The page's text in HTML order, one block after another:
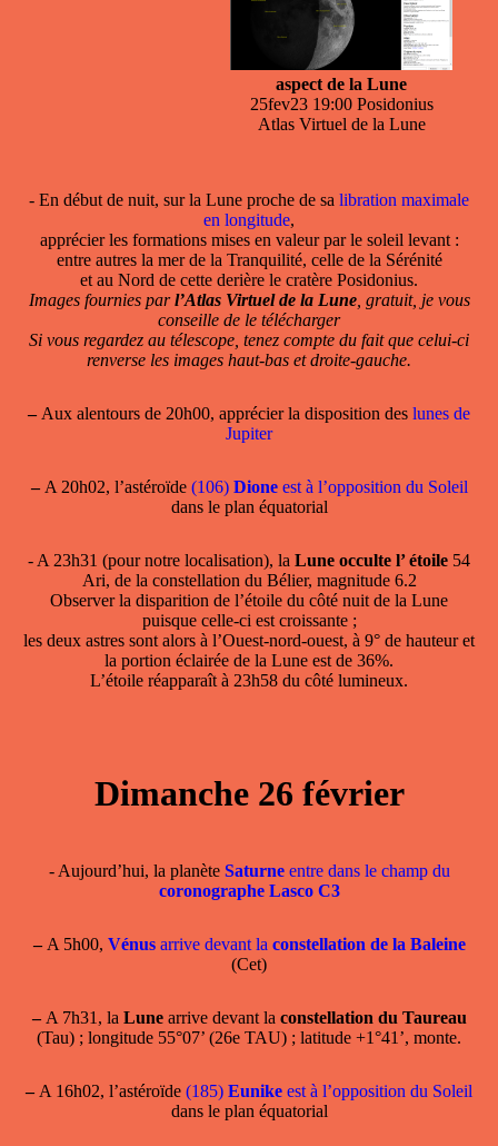
aspect de la Lune
25fev23 19:00 Posidonius
Atlas Virtuel de la Lune
- En début de nuit, sur la Lune proche de sa libration maximale
en longitude,
apprécier les formations mises en valeur par le soleil levant :
entre autres la mer de la Tranquilité, celle de la Sérénité
et au Nord de cette derière le cratère Posidonius.
Images fournies parl’Atlas Virtuel de la Lune, gratuit, je vous
conseille de le télécharger
Si vous regardez au télescope, tenez compte du fait que celui-ci
renverse les images haut-bas et droite-gauche.
–Aux alentours de 20h00, apprécier la disposition des lunes de
Jupiter
–A 20h02, l’astéroïde (106) Dioneest à l’opposition du Soleil
dans le plan équatorial
- A 23h31 (pour notre localisation), la Lune occulte l’ étoile 54
Ari, de la constellation du Bélier, magnitude 6.2
Observer la disparition de l’étoile du côté nuit de la Lune
puisque celle-ci est croissante ;
les deux astres sont alors à l’Ouest-nord-ouest, à 9° de hauteur et
la portion éclairée de la Lune est de 36%.
L’étoile réapparaît à 23h58 du côté lumineux.
Dimanche 26 février
- Aujourd’hui, la planète Saturneentre dans le champ du
coronographe Lasco C3
–A 5h00, Vénusarrive devant la constellation de la Baleine
(Cet)
–A 7h31, la Lunearrive devant la constellation du Taureau
(Tau) ; longitude 55°07’ (26e TAU) ; latitude +1°41’, monte.
–A 16h02, l’astéroïde (185) Eunike est à l’opposition du Soleil
dans le plan équatorial